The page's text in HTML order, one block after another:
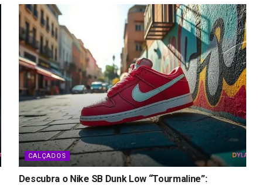
CALÇADOS
Descubra o Nike SB Dunk Low “Tourmaline”: